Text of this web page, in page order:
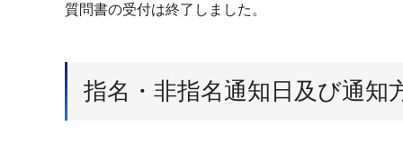
質問書の受付は終了しました。
指名・非指名通知日及び通知